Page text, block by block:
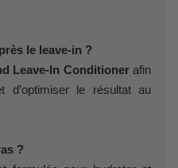
le leave-in ?
Leave-In Conditionerafin
d’optimiser le résultat au
?